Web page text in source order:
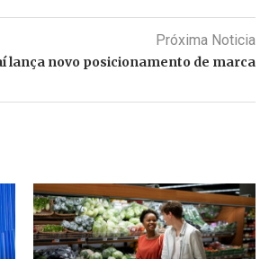
Próxima Noticia
lança novo posicionamento de marca